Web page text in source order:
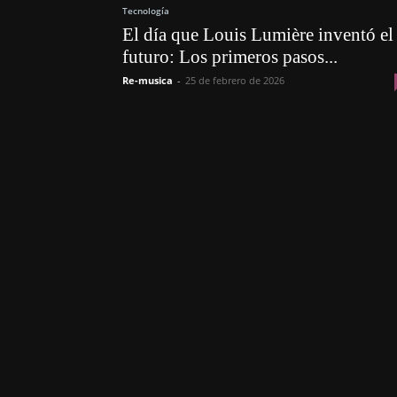
Tecnología
El día que Louis Lumière inventó el
futuro: Los primeros pasos...
Re-musica - 25 de febrero de 2026